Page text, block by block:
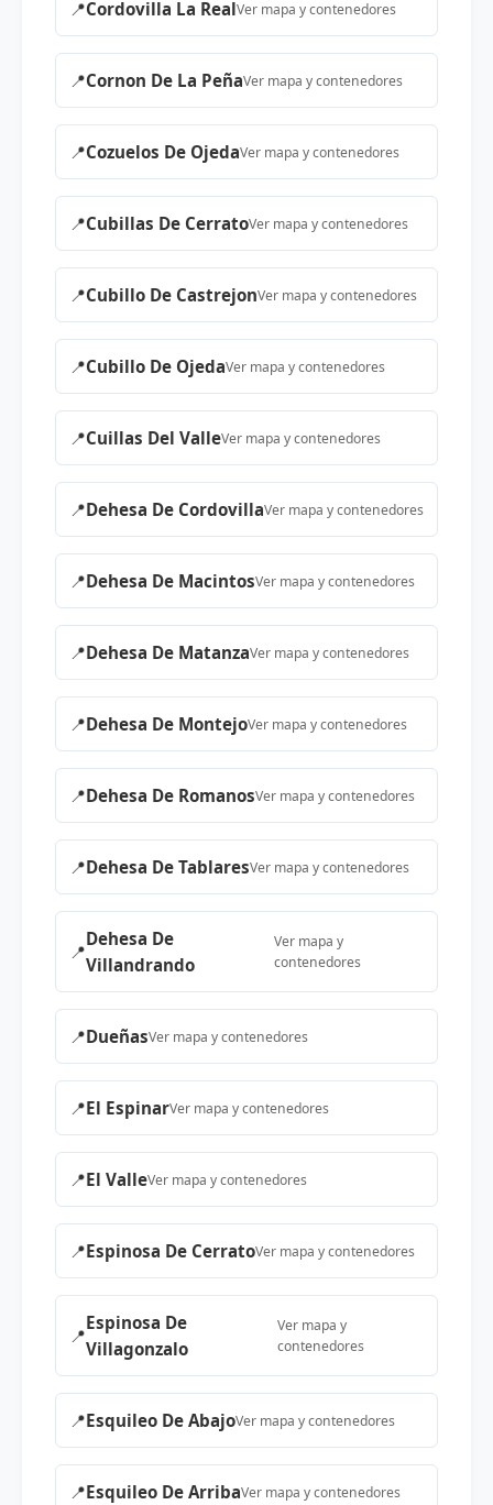
📍Cordovilla La RealVer mapa y contenedores
📍Cornon De La PeñaVer mapa y contenedores
📍Cozuelos De OjedaVer mapa y contenedores
📍Cubillas De CerratoVer mapa y contenedores
📍Cubillo De CastrejonVer mapa y contenedores
📍Cubillo De OjedaVer mapa y contenedores
📍Cuillas Del ValleVer mapa y contenedores
📍Dehesa De CordovillaVer mapa y contenedores
📍Dehesa De MacintosVer mapa y contenedores
📍Dehesa De MatanzaVer mapa y contenedores
📍Dehesa De MontejoVer mapa y contenedores
📍Dehesa De RomanosVer mapa y contenedores
📍Dehesa De TablaresVer mapa y contenedores
📍
Dehesa De
Villandrando
Ver mapa y
contenedores
📍DueñasVer mapa y contenedores
📍El EspinarVer mapa y contenedores
📍El ValleVer mapa y contenedores
📍Espinosa De CerratoVer mapa y contenedores
📍
Espinosa De
Villagonzalo
Ver mapa y
contenedores
📍Esquileo De AbajoVer mapa y contenedores
📍Esquileo De ArribaVer mapa y contenedores